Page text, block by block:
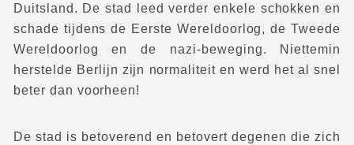
Duitsland. De stad leed verder enkele schokken en
schade tijdens de Eerste Wereldoorlog, de Tweede
Wereldoorlog en de nazi-beweging. Niettemin
herstelde Berlijn zijn normaliteit en werd het al snel
beter dan voorheen!
De stad is betoverend en betovert degenen die zich